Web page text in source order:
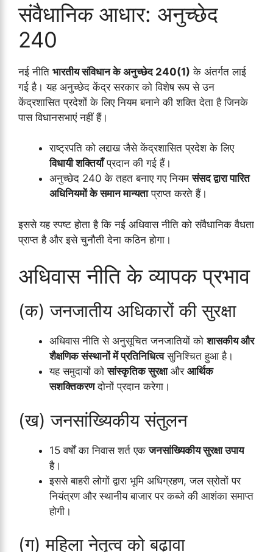
संवैधानिक आधार: अनुच्छेद
240
नई नीति भारतीय संविधान के अनुच्छेद 240(1) के अंतर्गत लाई
गई है। यह अनुच्छेद केंद्र सरकार को विशेष रूप से उन
केंद्रशासित प्रदेशों के लिए नियम बनाने की शक्ति देता है जिनके
पास विधानसभाएं नहीं हैं।
राष्ट्रपति को लद्दाख जैसे केंद्रशासित प्रदेश के लिए
विधायी शक्तियाँप्रदान की गई हैं।
अनुच्छेद 240 के तहत बनाए गए नियमसंसद द्वारा पारित
अधिनियमों के समान मान्यताप्राप्त करते हैं।
इससे यह स्पष्ट होता है कि नई अधिवास नीति को संवैधानिक वैधता
प्राप्त है और इसे चुनौती देना कठिन होगा।
अधिवास नीति के व्यापक प्रभाव
(क) जनजातीय अधिकारों की सुरक्षा
अधिवास नीति से अनुसूचित जनजातियों कोशासकीय और
शैक्षणिक संस्थानों में प्रतिनिधित्वसुनिश्चित हुआ है।
यह समुदायों कोसांस्कृतिक सुरक्षाऔर आर्थिक
सशक्तिकरणदोनों प्रदान करेगा।
(ख) जनसांख्यिकीय संतुलन
15 वर्षों का निवास शर्त एकजनसांख्यिकीय सुरक्षा उपाय
है।
इससे बाहरी लोगों द्वारा भूमि अधिग्रहण, जल स्रोतों पर
नियंत्रण और स्थानीय बाजार पर कब्जे की आशंका समाप्त
होगी।
(ग) महिला नेतृत्व को बढ़ावा